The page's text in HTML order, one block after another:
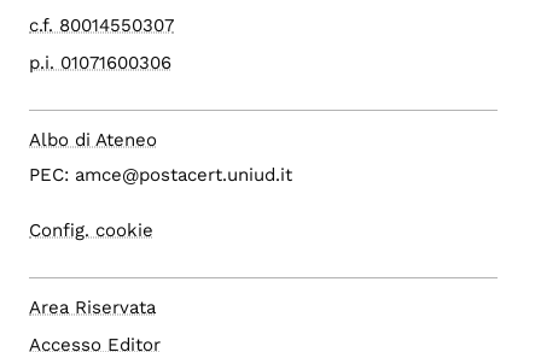
c.f. 80014550307
p.i. 01071600306
Albo di Ateneo
PEC: amce@postacert.uniud.it
Config. cookie
Area Riservata
Accesso Editor